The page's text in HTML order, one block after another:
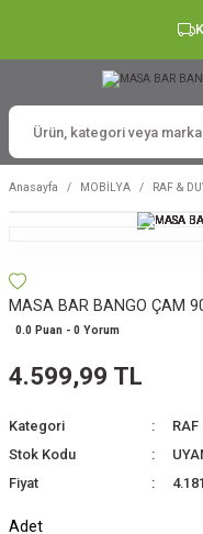
Anasayfa MOBİLYA RAF &
MASA BAR BANGO ÇAM
0.0 Puan - 0 Yorum
4.599,99 TL
Kategori RAF
Stok Kodu
Fiyat
Adet